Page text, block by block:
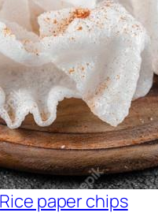
Rice paper chips